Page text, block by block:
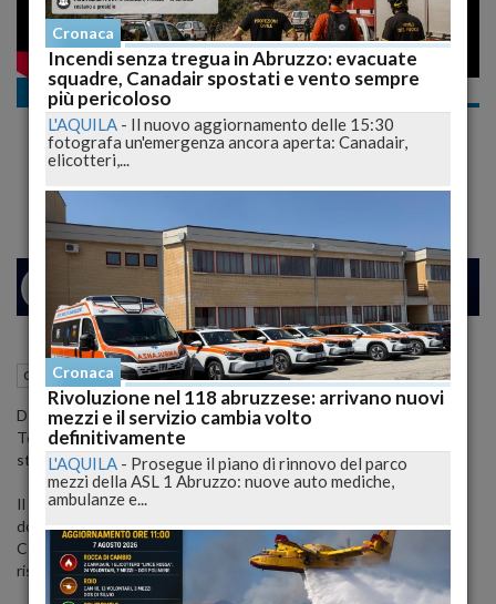
Cronaca nazionale
Pescara, Terlizzi: "La salvezza? Possiamo
raggiungerla ad occhi chiusi"
Il difensore torna dopo la squalifica rimediata col Torino
MILANO 26 31
Cronaca nazionale Pescara (PE) 28 Settembre 2012 23:50
Dopo i tre turni di squalifica rimediati nella sciagurata sfida di
Torino,Christian Terlizzi
stavolta in positivo, con la maglia del Pescara.
Il difensore biancazzurro, infatti, dovrebbe essere titolare
domenica nella trasferta diCagliaria causa dell'infortunio di Uros
Cosic. Per il centrale del Pescara c'è bisogno di dare continuità ai
risultati positivi ottenuti con Bologna e Palermo.
Cronaca
Incendi senza tregua in Abruzzo: evacuate
squadre, Canadair spostati e vento sempre
più pericoloso
L'AQUILA - Il nuovo aggiornamento delle 15:30
fotografa un'emergenza ancora aperta: Canadair,
elicotteri,...
Cronaca
Rivoluzione nel 118 abruzzese: arrivano nuovi
mezzi e il servizio cambia volto
definitivamente
L'AQUILA - Prosegue il piano di rinnovo del parco
mezzi della ASL 1 Abruzzo: nuove auto mediche,
ambulanze e...